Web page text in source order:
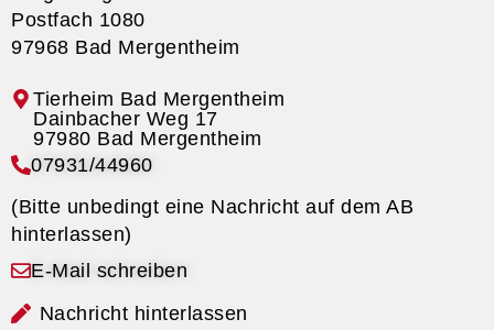
Postfach 1080
97968 Bad Mergentheim
Tierheim Bad Mergentheim
07931/44960
(Bitte unbedingt eine Nachricht auf dem AB
hinterlassen)
E-Mail schreiben
Nachricht hinterlassen